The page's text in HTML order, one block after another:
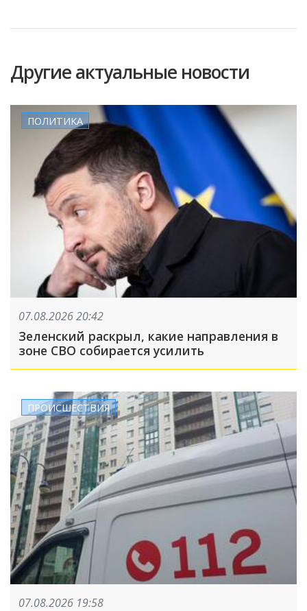
Другие актуальные новости
ПОЛИТИКА
07.08.2026 20:42
Зеленский раскрыл, какие направления в
зоне СВО собирается усилить
ПРОИСШЕСТВИЯ
07.08.2026 19:58